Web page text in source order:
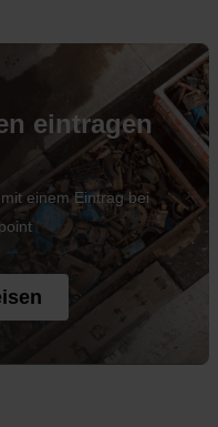
eintragen
einem Eintrag bei